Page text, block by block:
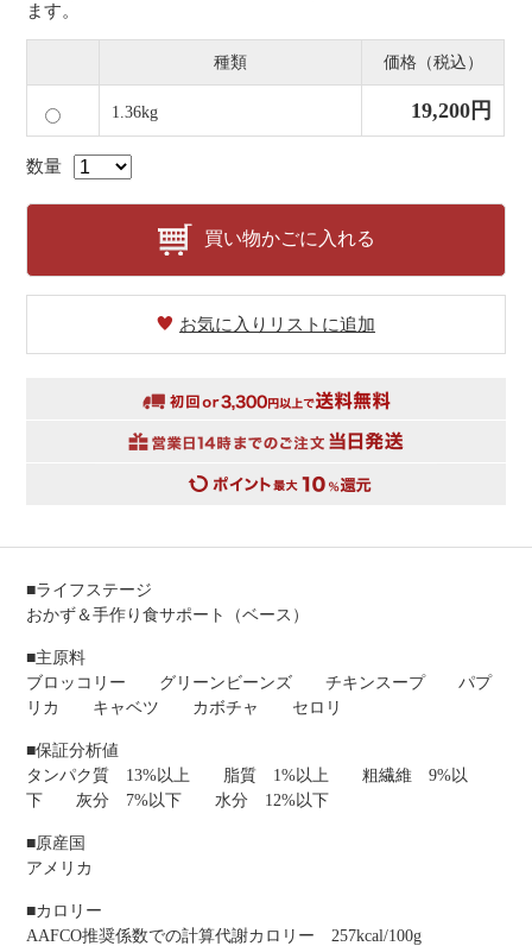
ます。
種類 価格（税込）
1.36kg 19,200円
数量
買い物かごに入れる
お気に入りリストに追加
■ライフステージ
おかず＆手作り食サポート（ベース）
■主原料
ブロッコリー グリーンビーンズ チキンスープ パプ
リカ キャベツ カボチャ セロリ
■保証分析値
タンパク質 13%以上 脂質 1%以上 粗繊維 9%以
下 灰分 7%以下 水分 12%以下
■原産国
アメリカ
■カロリー
AAFCO推奨係数での計算代謝カロリー 257kcal/100g